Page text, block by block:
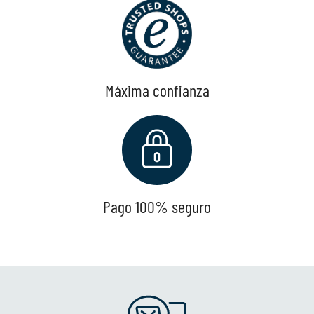
Máxima confianza
Pago 100% seguro